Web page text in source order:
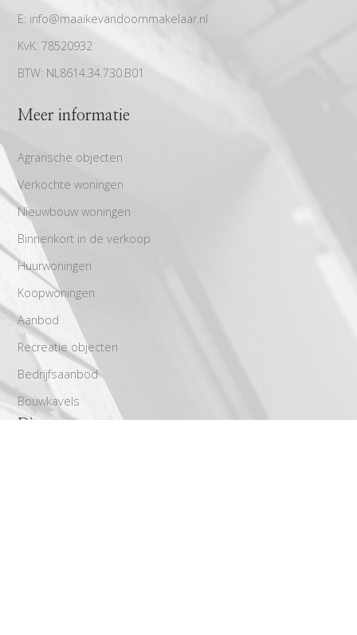
E: info@maaikevandoornmakelaar.nl
KvK: 78520932
BTW: NL8614.34.730.B01
Meer informatie
Agrarische objecten
Verkochte woningen
Nieuwbouw woningen
Binnenkort in de verkoop
Huurwoningen
Koopwoningen
Aanbod
Recreatie objecten
Bedrijfsaanbod
Bouwkavels
Diensten